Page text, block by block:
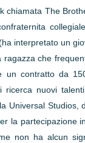
chiamata The
interpretato un
che
un contratto da
ricerca nuovi
Universal
la partecipazione
non ha alcun